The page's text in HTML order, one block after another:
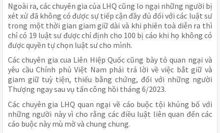
Ngoài ra, các chuyên gia của LHQ cũng lo ngại những người bị
xét xử đã không có được sự tiếp cận đầy đủ đối với các luật sư
trong một thời gian giam giữ dài và khi phiên toà diễn ra thì
chỉ có 19 luật sư được chỉ định cho 100 bị cáo khi họ không có
được quyền tự chọn luật sư cho mình.
Các chuyên gia cua Liên Hiệp Quốc cũng bày tỏ quan ngại và
yêu cầu Chính phủ Việt Nam phải trả lời về việc bắt giữ và
giam giữ tuỳ tiện, thiếu bằng chứng, đối với những người
Thượng ngay sau vụ tấn công hồi tháng 6/2023.
Các chuyên gia LHQ quan ngại về cáo buộc tội khủng bố với
những người này vì cho rằng các điều luật liên quan đến các
cáo buộc này mù mờ và chung chung.